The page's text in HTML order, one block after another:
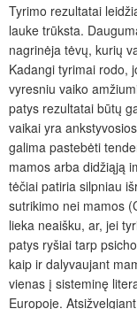
Tyrimo rezultatai
lauke trūksta.
nagrinėja tėvų, kurių
Kadangi tyrimai rodo,
vyresniu vaiko
patys rezultatai būtų
vaikai yra
galima pastebėti
mamos arba didžiąją
tėčiai patiria silpniau
sutrikimo nei mamos
lieka neaišku, ar, jei
patys ryšiai tarp
kaip ir dalyvaujant
vienas į sisteminę
Europoje.